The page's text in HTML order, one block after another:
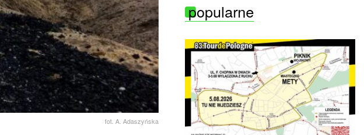
fot. A. Adaszyńska
popularne